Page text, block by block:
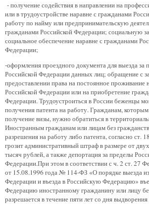
- получение содействия в направлении на
или в трудоустройстве наравне с гражданами
работу по найму или предпринимательскую
гражданами Российской Федерации; социальную
социальное обеспечение наравне с гражданами
Федерации;
-оформления проездного документа для выезда за
Российской Федерации данных лиц; обращение с
предоставлении права на постоянное проживание
Российской Федерации или на приобретение
Федерации. Трудоустроиться в России беженцы
получения патента на работу. Гражданам, которым
получение визы, нужно обратиться в
Иностранным гражданам или лицам без
разрешения на работу либо патента, согласно ст.
грозит административный штраф в размере от
тысяч рублей, а также депортация за пределы
Федерации.При этом в соответствии с ч. 2 ст. 27
от 15.08.1996 года № 114-ФЗ «О порядке выезда
Федерации и въезда в Российскую Федерацию»
Федерацию иностранному гражданину или лицу
разрешается в течение пяти лет со дня